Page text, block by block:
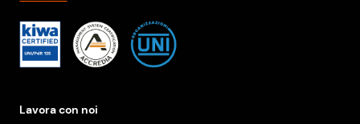
Lavora con noi